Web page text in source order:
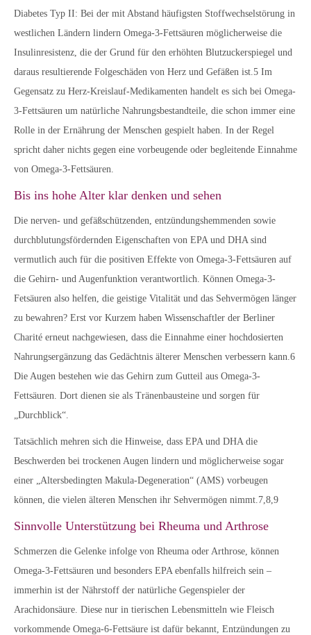
Diabetes Typ II: Bei der mit Abstand häufigsten Stoffwechselstörung in
westlichen Ländern lindern Omega-3-Fettsäuren möglicherweise die
Insulinresistenz, die der Grund für den erhöhten Blutzuckerspiegel und
daraus resultierende Folgeschäden von Herz und Gefäßen ist.5 Im
Gegensatz zu Herz-Kreislauf-Medikamenten handelt es sich bei Omega-
3-Fettsäuren um natürliche Nahrungsbestandteile, die schon immer eine
Rolle in der Ernährung der Menschen gespielt haben. In der Regel
spricht daher nichts gegen eine vorbeugende oder begleitende Einnahme
von Omega-3-Fettsäuren.
Bis ins hohe Alter klar denken und sehen
Die nerven- und gefäßschützenden, entzündungshemmenden sowie
durchblutungsfördernden Eigenschaften von EPA und DHA sind
vermutlich auch für die positiven Effekte von Omega-3-Fettsäuren auf
die Gehirn- und Augenfunktion verantwortlich. Können Omega-3-
Fetsäuren also helfen, die geistige Vitalität und das Sehvermögen länger
zu bewahren? Erst vor Kurzem haben Wissenschaftler der Berliner
Charité erneut nachgewiesen, dass die Einnahme einer hochdosierten
Nahrungsergänzung das Gedächtnis älterer Menschen verbessern kann.6
Die Augen bestehen wie das Gehirn zum Gutteil aus Omega-3-
Fettsäuren. Dort dienen sie als Tränenbausteine und sorgen für
„Durchblick“.
Tatsächlich mehren sich die Hinweise, dass EPA und DHA die
Beschwerden bei trockenen Augen lindern und möglicherweise sogar
einer „Altersbedingten Makula-Degeneration“ (AMS) vorbeugen
können, die vielen älteren Menschen ihr Sehvermögen nimmt.7,8,9
Sinnvolle Unterstützung bei Rheuma und Arthrose
Schmerzen die Gelenke infolge von Rheuma oder Arthrose, können
Omega-3-Fettsäuren und besonders EPA ebenfalls hilfreich sein –
immerhin ist der Nährstoff der natürliche Gegenspieler der
Arachidonsäure. Diese nur in tierischen Lebensmitteln wie Fleisch
vorkommende Omega-6-Fettsäure ist dafür bekannt, Entzündungen zu